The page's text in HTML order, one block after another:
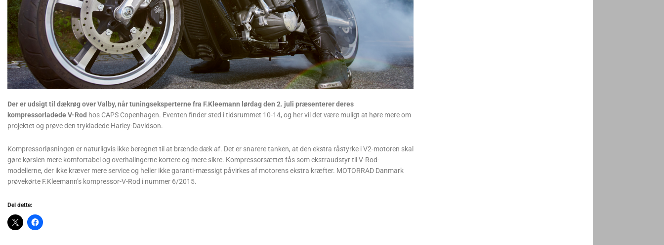
Der er udsigt til dækrøg over Valby, når tunings­eksperterne fra F.Kleemann lørdag den 2. juli præsenterer deres
kompressorladede V-Rod hos CAPS Copenhagen. Eventen finder sted i tidsrummet 10-14, og her vil det være muligt at høre mere om
projektet og prøve den trykladede Harley-Davidson.
Kompressorløsningen er naturligvis ikke beregnet til at brænde dæk af. Det er snarere tanken, at den ekstra råstyrke i V2-motoren skal
gøre kørslen mere komfortabel og overhalingerne kortere og mere sikre. Kompressorsættet fås som ekstraudstyr til V-Rod-
modellerne, der ikke kræver mere service og heller ikke garanti-mæssigt påvirkes af motorens ekstra kræfter. MOTORRAD Danmark
prøvekørte F.Kleemann’s kompressor-V-Rod i nummer 6/2015.
Del dette: